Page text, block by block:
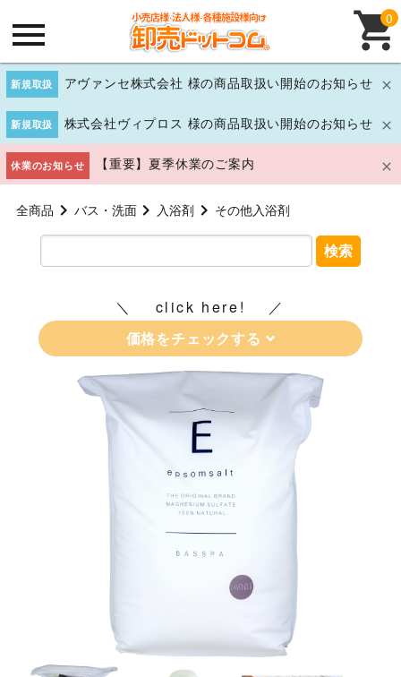
新規取扱 アヴァンセ株式会社 様の商品取扱い開始のお知らせ
新規取扱 株式会社ヴィプロス 様の商品取扱い開始のお知らせ
休業のお知らせ 【重要】夏季休業のご案内
0
全商品 バス・洗面 入浴剤 その他入浴剤
検索
click here!
価格をチェックする